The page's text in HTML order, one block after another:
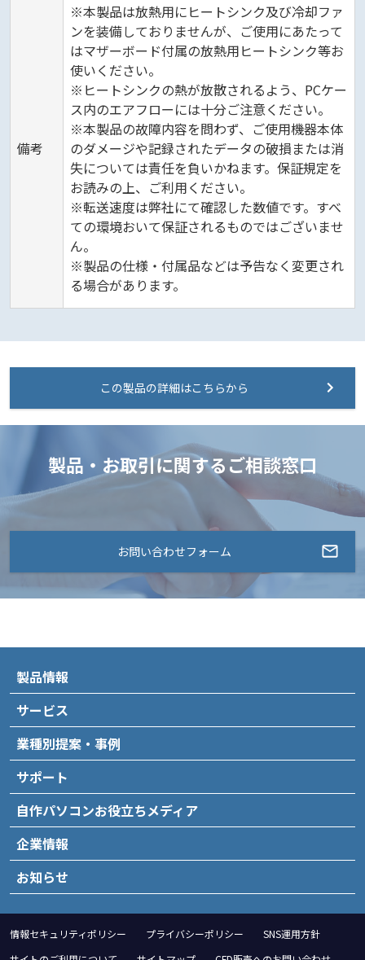
備考
※本製品は放熱用にヒートシンク及び冷却ファ
ンを装備しておりませんが、ご使用にあたって
はマザーボード付属の放熱用ヒートシンク等お
使いください。
※ヒートシンクの熱が放散されるよう、PCケー
ス内のエアフローには十分ご注意ください。
※本製品の故障内容を問わず、ご使用機器本体
のダメージや記録されたデータの破損または消
失については責任を負いかねます。保証規定を
お読みの上、ご利用ください。
※転送速度は弊社にて確認した数値です。すべ
ての環境おいて保証されるものではございませ
ん。
※製品の仕様・付属品などは予告なく変更され
る場合があります。
この製品の詳細はこちらから
製品・お取引に関するご相談窓口
お問い合わせフォーム
製品情報
サービス
業種別提案・事例
サポート
自作パソコンお役立ちメディア
企業情報
お知らせ
情報セキュリティポリシー プライバシーポリシー
SNS運用方針